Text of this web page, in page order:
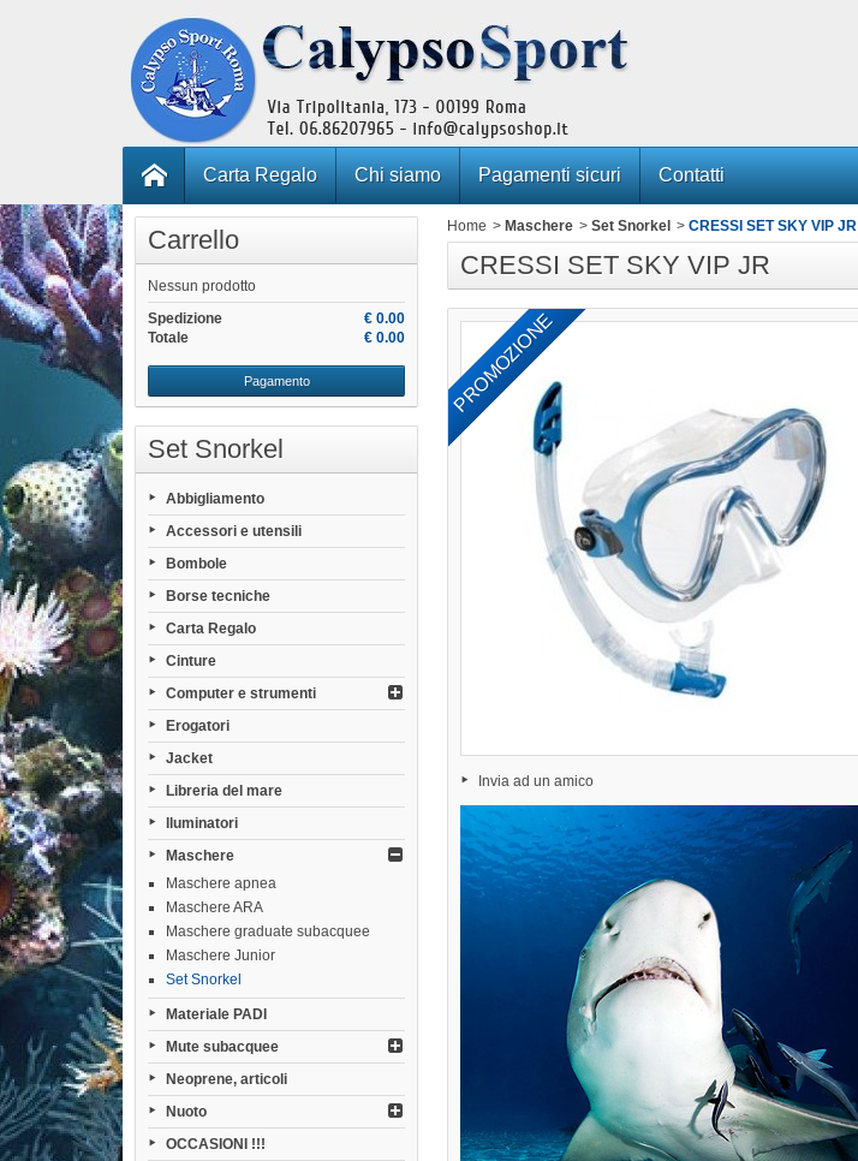
Carta Regalo Chi siamo Pagamenti sicuri Contatti
Carrello
Nessun prodotto
€ 0.00
Spedizione
€ 0.00
Totale
Pagamento
Set Snorkel
Abbigliamento
Accessori e utensili
Bombole
Borse tecniche
Carta Regalo
Cinture
Computer e strumenti
Erogatori
Jacket
Libreria del mare
lluminatori
Maschere
Maschere apnea
Maschere ARA
Maschere graduate subacquee
Maschere Junior
Set Snorkel
Materiale PADI
Mute subacquee
Neoprene, articoli
Nuoto
OCCASIONI !!!
Home > Maschere > Set Snorkel > CRESSI SET SKY VIP JR
CRESSI SET SKY VIP JR
PROMOZIONE
Invia ad un amico